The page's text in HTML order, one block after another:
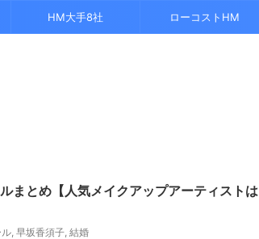
HM大手8社 ローコストHM
まとめ【人気メイクアップアーティストは
, 早坂香須子, 結婚